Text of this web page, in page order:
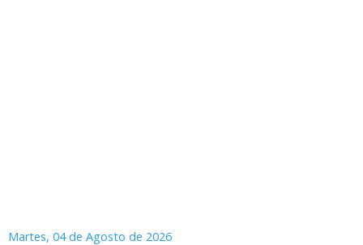
Martes, 04 de Agosto de 2026